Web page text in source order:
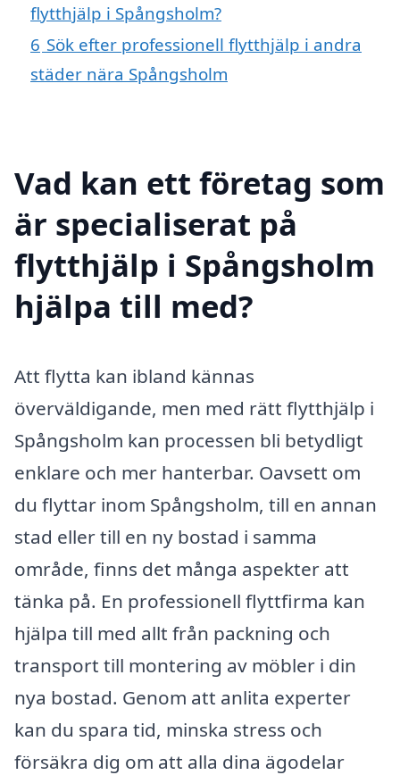
flytthjälp i Spångsholm?
6 Sök efter professionell flytthjälp i andra
städer nära Spångsholm
Vad kan ett företag som
är specialiserat på
flytthjälp i Spångsholm
hjälpa till med?
Att flytta kan ibland kännas
överväldigande, men med rätt flytthjälp i
Spångsholm kan processen bli betydligt
enklare och mer hanterbar. Oavsett om
du flyttar inom Spångsholm, till en annan
stad eller till en ny bostad i samma
område, finns det många aspekter att
tänka på. En professionell flyttfirma kan
hjälpa till med allt från packning och
transport till montering av möbler i din
nya bostad. Genom att anlita experter
kan du spara tid, minska stress och
försäkra dig om att alla dina ägodelar